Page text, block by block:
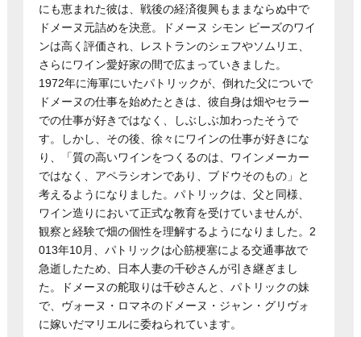
にも恵まれた彼は、戦後の経済復興もままならぬ中で
ドメーヌ元詰めを決意。ドメーヌ シモン ビーズのワイ
ンは高く評価され、レストランのシェフやソムリエ、
さらにワイン愛好家の間で広まっていきました。
1972年に海軍にいたパトリックが、倒れた父についで
ドメーヌの仕事を始めたときは、彼自身は畑やセラー
での仕事が好きではなく、しぶしぶ加わったそうで
す。しかし、その後、徐々にワインの仕事が好きにな
り、「質の高いワインをつくるのは、ワインメーカー
ではなく、アペラシオンであり、ブドウそのもの」と
考えるようになりました。パトリックは、父と同様、
ワイン造りにおいて正式な教育を受けていませんが、
観察と経験で畑の個性を理解するようになりました。2
013年10月、パトリックは心筋梗塞による交通事故で
急逝したため、日本人妻の千砂さんが引き継ぎまし
た。ドメーヌの舵取りは千砂さんと、パトリックの妹
で、ヴォーヌ・ロマネのドメーヌ・ジャン・グリヴォ
に嫁いだマリエルに委ねられています。